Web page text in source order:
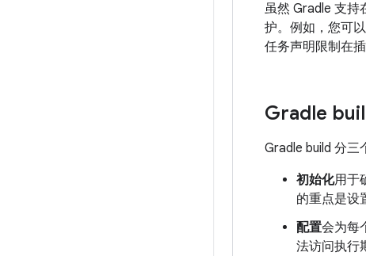
虽然 Gradle 支持
护。例如，您可
任务声明限制在
Gradle
Gradle build 分三
初始化用于
的重点是设
配置会为每
法访问执行